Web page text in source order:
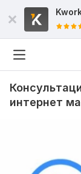
интернет